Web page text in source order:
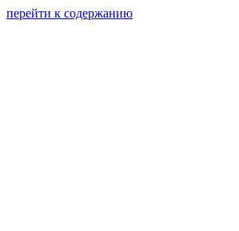
перейти к содержанию